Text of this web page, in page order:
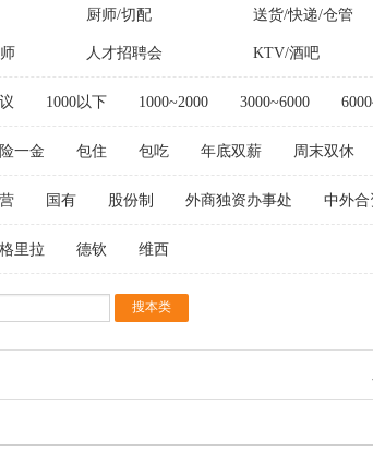
厨师/切配 送货/快递/仓管
人才招聘会 KTV/酒吧
1000以下 1000~2000 3000~6000
一金 包住 包吃 年底双薪 周末双休
国有 股份制 外商独资办事处 中外
里拉 德钦 维西